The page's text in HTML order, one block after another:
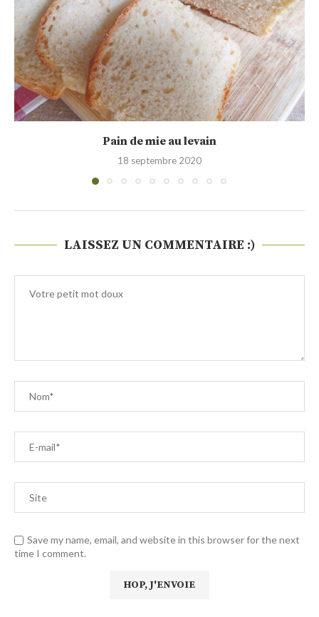
Pain à la farine d’épeautre et au levain...
26 avril 2020
LAISSEZ UN COMMENTAIRE :)
Save my name, email, and website in this browser for the next
time I comment.